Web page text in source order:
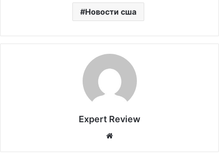
Новости сша
Expert Review